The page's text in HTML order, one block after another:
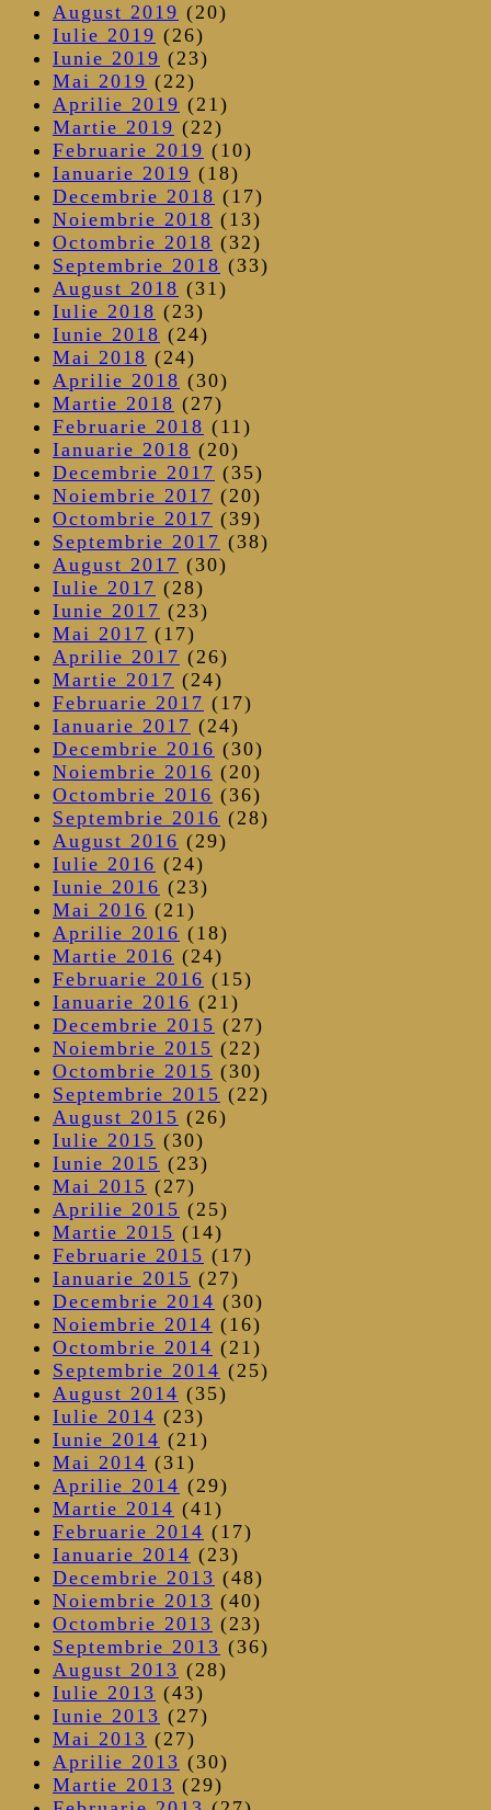
August 2019 (20)
Iulie 2019 (26)
Iunie 2019 (23)
Mai 2019 (22)
Aprilie 2019 (21)
Martie 2019 (22)
Februarie 2019 (10)
Ianuarie 2019 (18)
Decembrie 2018 (17)
Noiembrie 2018 (13)
Octombrie 2018 (32)
Septembrie 2018 (33)
August 2018 (31)
Iulie 2018 (23)
Iunie 2018 (24)
Mai 2018 (24)
Aprilie 2018 (30)
Martie 2018 (27)
Februarie 2018 (11)
Ianuarie 2018 (20)
Decembrie 2017 (35)
Noiembrie 2017 (20)
Octombrie 2017 (39)
Septembrie 2017 (38)
August 2017 (30)
Iulie 2017 (28)
Iunie 2017 (23)
Mai 2017 (17)
Aprilie 2017 (26)
Martie 2017 (24)
Februarie 2017 (17)
Ianuarie 2017 (24)
Decembrie 2016 (30)
Noiembrie 2016 (20)
Octombrie 2016 (36)
Septembrie 2016 (28)
August 2016 (29)
Iulie 2016 (24)
Iunie 2016 (23)
Mai 2016 (21)
Aprilie 2016 (18)
Martie 2016 (24)
Februarie 2016 (15)
Ianuarie 2016 (21)
Decembrie 2015 (27)
Noiembrie 2015 (22)
Octombrie 2015 (30)
Septembrie 2015 (22)
August 2015 (26)
Iulie 2015 (30)
Iunie 2015 (23)
Mai 2015 (27)
Aprilie 2015 (25)
Martie 2015 (14)
Februarie 2015 (17)
Ianuarie 2015 (27)
Decembrie 2014 (30)
Noiembrie 2014 (16)
Octombrie 2014 (21)
Septembrie 2014 (25)
August 2014 (35)
Iulie 2014 (23)
Iunie 2014 (21)
Mai 2014 (31)
Aprilie 2014 (29)
Martie 2014 (41)
Februarie 2014 (17)
Ianuarie 2014 (23)
Decembrie 2013 (48)
Noiembrie 2013 (40)
Octombrie 2013 (23)
Septembrie 2013 (36)
August 2013 (28)
Iulie 2013 (43)
Iunie 2013 (27)
Mai 2013 (27)
Aprilie 2013 (30)
Martie 2013 (29)